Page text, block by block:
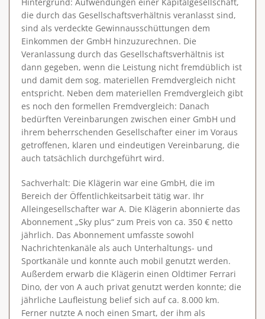
die durch das Gesellschaftsverhältnis veranlasst sind,
sind als verdeckte Gewinnausschüttungen dem
Einkommen der GmbH hinzuzurechnen. Die
Veranlassung durch das Gesellschaftsverhältnis ist
dann gegeben, wenn die Leistung nicht fremdüblich ist
und damit dem sog. materiellen Fremdvergleich nicht
entspricht. Neben dem materiellen Fremdvergleich gibt
es noch den formellen Fremdvergleich: Danach
bedürften Vereinbarungen zwischen einer GmbH und
ihrem beherrschenden Gesellschafter einer im Voraus
getroffenen, klaren und eindeutigen Vereinbarung, die
auch tatsächlich durchgeführt wird.
Sachverhalt: Die Klägerin war eine GmbH, die im
Bereich der Öffentlichkeitsarbeit tätig war. Ihr
Alleingesellschafter war A. Die Klägerin abonnierte das
Abonnement „Sky plus“ zum Preis von ca. 350 € netto
jährlich. Das Abonnement umfasste sowohl
Nachrichtenkanäle als auch Unterhaltungs- und
Sportkanäle und konnte auch mobil genutzt werden.
Außerdem erwarb die Klägerin einen Oldtimer Ferrari
Dino, der von A auch privat genutzt werden konnte; die
jährliche Laufleistung belief sich auf ca. 8.000 km.
Ferner nutzte A noch einen Smart, der ihm als